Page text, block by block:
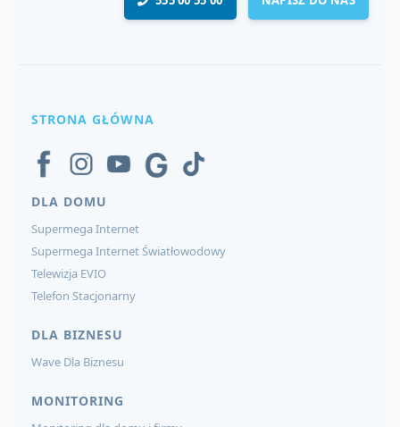
STRONA GŁÓWNA
DLA DOMU
Supermega Internet
Supermega Internet Światłowodowy
Telewizja EVIO
Telefon Stacjonarny
DLA BIZNESU
Wave Dla Biznesu
MONITORING